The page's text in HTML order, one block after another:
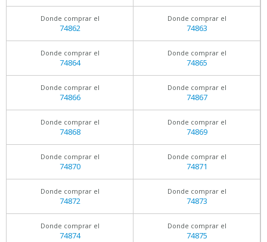
Donde comprar el
74862
Donde comprar el
74863
Donde comprar el
74864
Donde comprar el
74865
Donde comprar el
74866
Donde comprar el
74867
Donde comprar el
74868
Donde comprar el
74869
Donde comprar el
74870
Donde comprar el
74871
Donde comprar el
74872
Donde comprar el
74873
Donde comprar el
74874
Donde comprar el
74875